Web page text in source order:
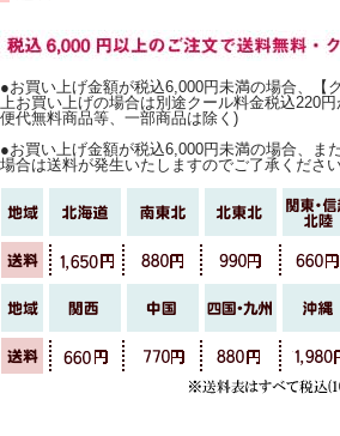
●お買い上げ金額が税込6,000円未満の場合、【
上お買い上げの場合は別途クール料金税込220
便代無料商品等、一部商品は除く)
●お買い上げ金額が税込6,000円未満の場合、ま
場合は送料が発生いたしますのでご了承ください